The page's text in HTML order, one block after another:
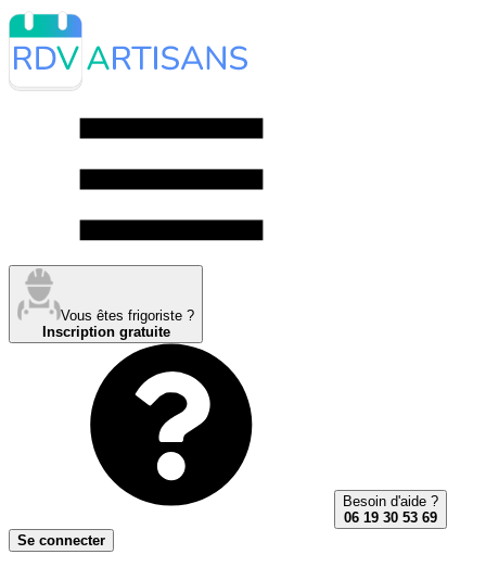
Vous êtes frigoriste ?
Inscription gratuite
Besoin d'aide ?
06 19 30 53 69
Se connecter